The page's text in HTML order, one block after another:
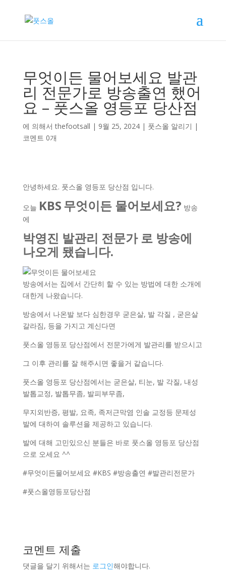
무엇이든 물어보세요 발관
리 전문가로 방송출연 했어
요 – 풋스올 영등포 당산점
에 의해서thefootsall | 9월 25, 2024| 풋스올 알리기 |
코멘트 0개
안녕하세요. 풋스올 영등포 당산점 입니다.
오늘 KBS무엇이든 물어보세요? 방송
에
박영진 발관리 전문가 로 방송에
나오게 됐습니다.
방송에서는 집에서 간단히 할 수 있는 방법에 대한 소개에
대한게 나왔습니다.
방송에서 나온발 보다 심한경우 굳은살, 발 각질 , 굳은살
갈라짐, 등을 가지고 계신다면
풋스올 영등포 당산점에서 전문가에게 발관리를 받으시고
그 이후 관리를 잘 해주시면 좋을거 같습니다.
풋스올 영등포 당산점에서는 굳은살, 티눈, 발 각질, 내성
발톱교정, 발톱무좀, 발피부무좀,
무지외반증, 평발, 요족, 족저근막염 인솔 교정등 문제성
발에 대하여 솔루션을 제공하고 있습니다.
발에 대해 고민있으신 분들은 바로 풋스올 영등포 당산점
으로 오세요 ^^
#무엇이든물어보세요 #KBS #방송출연 #발관리전문가
#풋스올영등포당산점
코멘트 제출
댓글을 달기 위해서는 로그인해야합니다.